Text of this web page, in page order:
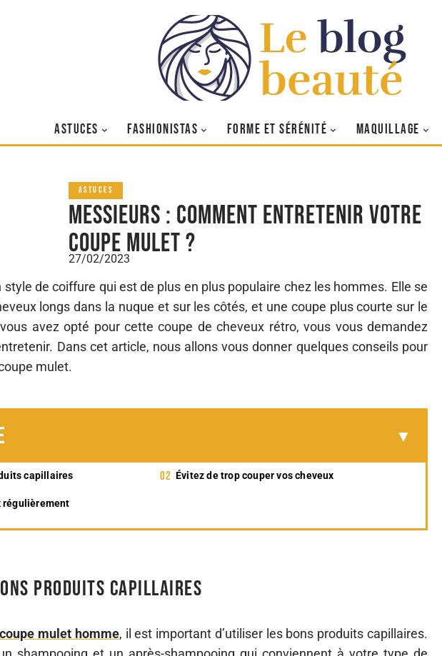
ASTUCES FASHIONISTAS FORME ET SÉRÉNITÉ MAQUILLAGE
ASTUCES
Messieurs : comment entretenir votre
coupe mulet ?
27/02/2023
de coiffure qui est de plus en plus populaire chez les hommes. Elle se
longs dans la nuque et sur les côtés, et une coupe plus courte sur le
avez opté pour cette coupe de cheveux rétro, vous vous demandez
Dans cet article, nous allons vous donner quelques conseils pour
mulet.
capillaires Évitez de trop couper vos cheveux
régulièrement
produits capillaires
mulet homme, il est important d’utiliser les bons produits capillaires.